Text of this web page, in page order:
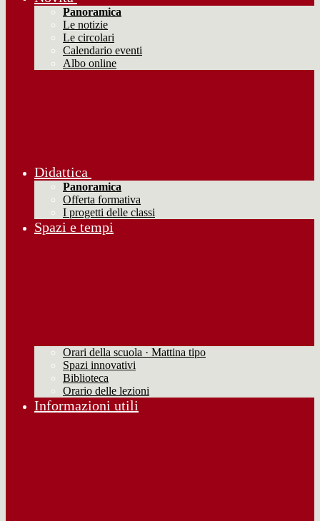
Panoramica
Le notizie
Le circolari
Calendario eventi
Albo online
Didattica
Panoramica
Offerta formativa
I progetti delle classi
Spazi e tempi
Orari della scuola · Mattina tipo
Spazi innovativi
Biblioteca
Orario delle lezioni
Informazioni utili